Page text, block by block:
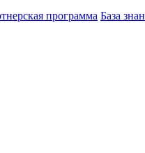
программа База